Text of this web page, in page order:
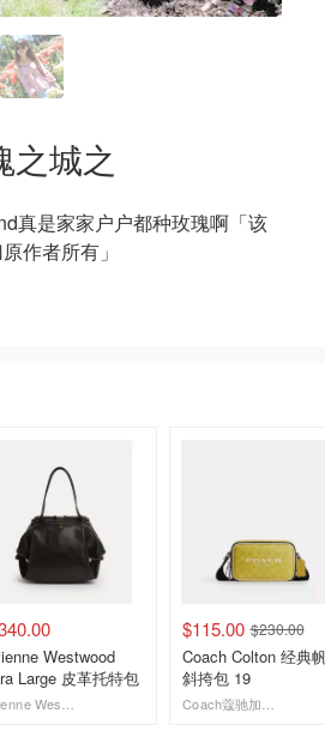
之城之
真是家家户户都种玫瑰啊「该
作者所有」
Westwood
Large 皮革托特包
$115.00 $230.00
Coach Colton 经典
斜挎包 19